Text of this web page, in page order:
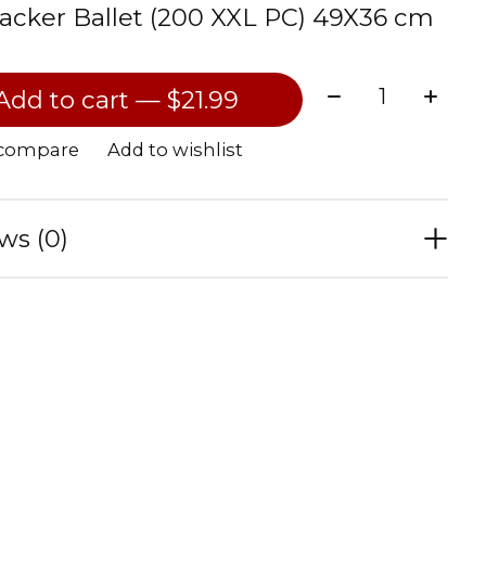
Ballet (200 XXL PC) 49X36 cm
Add to cart — $21.99 Quantity:
Add to wishlist
(0)